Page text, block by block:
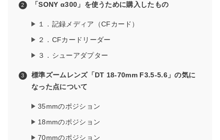
「SONY α300」を使うために購入したもの
１．記録メディア（CFカード）
２．CFカードリーダー
３．シューアダプター
標準ズームレンズ「DT 18-70mm F3.5-5.6」の気に
なった点について
35mmのポジション
18mmのポジション
70mmのポジション